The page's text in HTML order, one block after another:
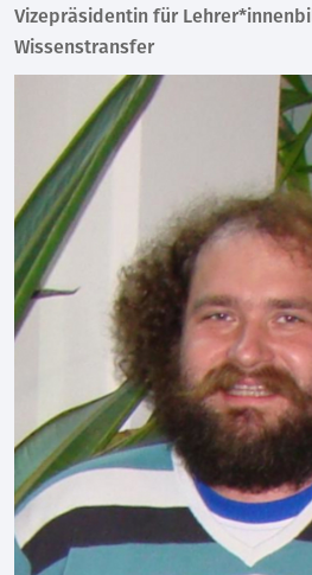
Vizepräsidentin für
Wissenstransfer